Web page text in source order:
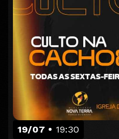
19/07 19:30